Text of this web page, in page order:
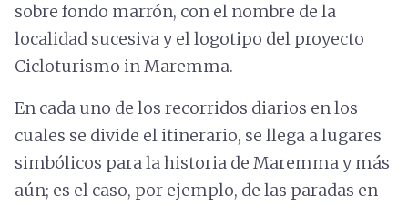
sobre fondo marrón, con el nombre de la
localidad sucesiva y el logotipo del proyecto
Cicloturismo in Maremma.
En cada uno de los recorridos diarios en los
cuales se divide el itinerario, se llega a lugares
simbólicos para la historia de Maremma y más
aún; es el caso, por ejemplo, de las paradas en